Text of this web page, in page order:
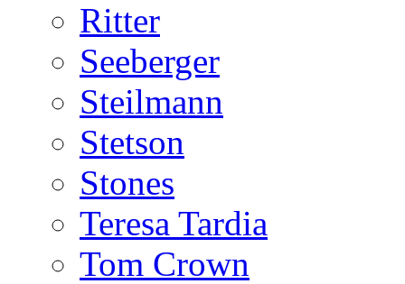
Ritter
Seeberger
Steilmann
Stetson
Stones
Teresa Tardia
Tom Crown